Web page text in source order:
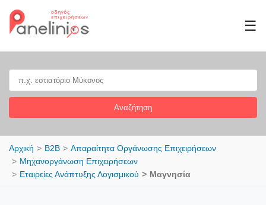
☰
Αναζήτηση
Αρχική B2B
Απαραίτητα Οργάνωσης Επιχειρήσεων
Μηχανοργάνωση Επιχειρήσεων
Εταιρείες Ανάπτυξης Λογισμικού
Μαγνησία